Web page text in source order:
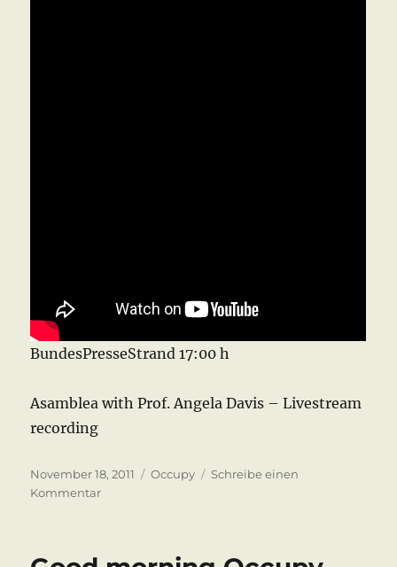
BundesPresseStrand 17:00 h
Asamblea with Prof. Angela Davis – Livestream
recording
Veröffentlicht
am
November 18, 2011 Kategorien
Occupy
Schreibe einen
Kommentarzu